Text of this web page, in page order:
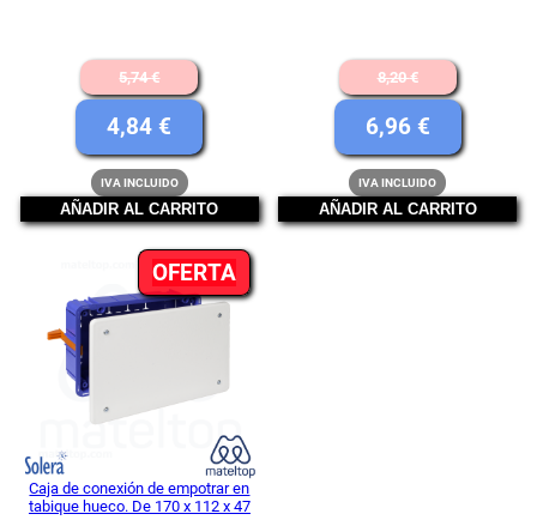
5,74€
El
precio
original
era:
5,74 €.
4,84€
El
precio
actual
es:
4,84 €.
IVA INCLUIDO
AÑADIR AL CARRITO
8,20€
El
precio
original
era:
8,20 €.
6,96 €
El
precio
actual
es:
IVA INCLUIDO
AÑADIR AL CARRITO
OFERTAPRODUCTO
EN
Caja de conexión de empotrar en
tabique hueco. De 170 x 112 x 47